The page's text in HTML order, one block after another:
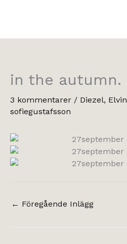
in the autumn.
3 kommentarer / Diezel, Elvin
sofiegustafsson
← Föregående Inlägg